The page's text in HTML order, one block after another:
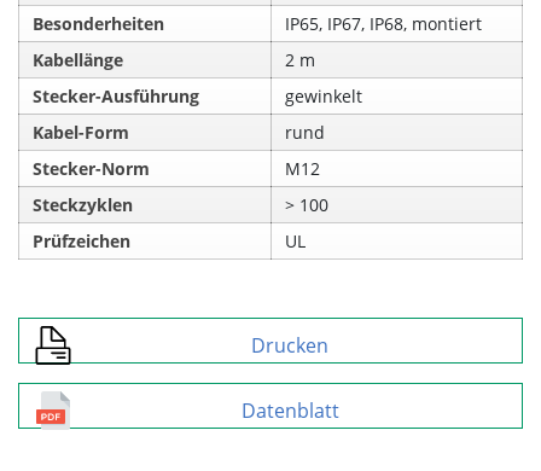
Besonderheiten
IP65, IP67, IP68, montiert
Kabellänge
2 m
Stecker-Ausführung
gewinkelt
Kabel-Form
rund
Stecker-Norm
M12
Steckzyklen
> 100
Prüfzeichen
UL
Drucken
Datenblatt